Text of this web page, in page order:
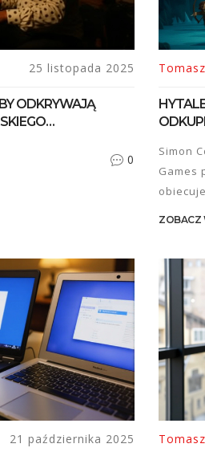
25 listopada 2025
ODKRYWAJĄ
0
Simon
Games
ZOBACZ
21 października 2025